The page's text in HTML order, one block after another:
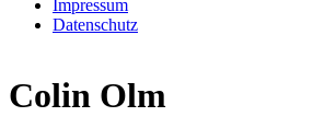
Impressum
Datenschutz
Colin Olm